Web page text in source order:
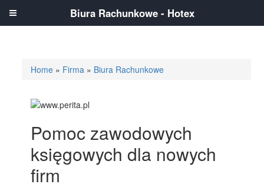
Home » Firma » Biura Rachunkowe
Pomoc zawodowych
księgowych dla nowych
firm
Biura Rachunkowe - Hotex